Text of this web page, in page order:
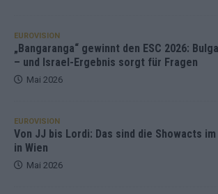
EUROVISION
„Bangaranga“ gewinnt den ESC 2026:
– und Israel-Ergebnis sorgt für Fragen
Mai 2026
EUROVISION
Von JJ bis Lordi: Das sind die Showacts im
in Wien
Mai 2026